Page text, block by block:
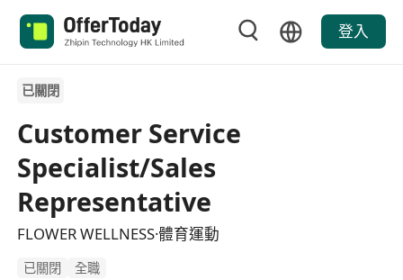
登入
已關閉
Customer Service
Specialist/Sales
Representative
FLOWER WELLNESS·體育運動
已關閉 全職